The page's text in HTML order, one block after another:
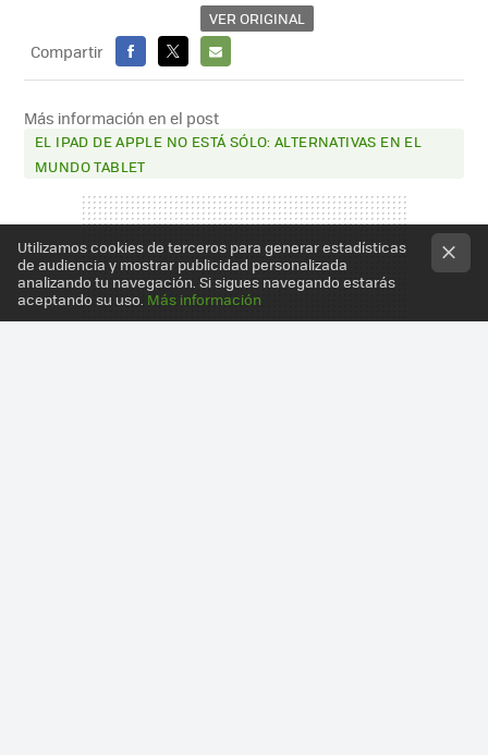
VER ORIGINAL
Compartir
FACEBOOK
X
E-
MAIL
Más información en el post
EL IPAD DE APPLE NO ESTÁ SÓLO: ALTERNATIVAS EN EL
MUNDO TABLET
Utilizamos cookies de terceros para generar estadísticas
de audiencia y mostrar publicidad personalizada
analizando tu navegación. Si sigues navegando estarás
aceptando su uso. Más información